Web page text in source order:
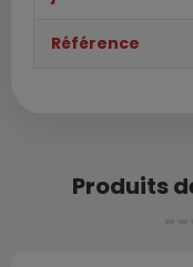
Référence
Produits